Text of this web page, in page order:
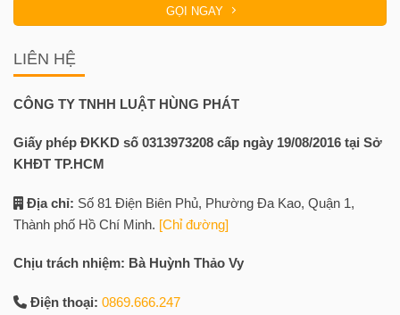
GỌI NGAY
LIÊN HỆ
CÔNG TY TNHH LUẬT HÙNG PHÁT
Giấy phép ĐKKD số 0313973208 cấp ngày 19/08/2016 tại Sở
KHĐT TP.HCM
Địa chỉ: Số 81 Điện Biên Phủ, Phường Đa Kao, Quận 1,
Thành phố Hồ Chí Minh. [Chỉ đường]
Chịu trách nhiệm: Bà Huỳnh Thảo Vy
Điện thoại: 0869.666.247